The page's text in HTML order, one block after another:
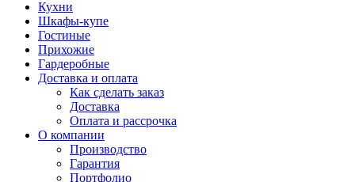
Кухни
Шкафы-купе
Гостиные
Прихожие
Гардеробные
Доставка и оплата
Как сделать заказ
Доставка
Оплата и рассрочка
О компании
Производство
Гарантия
Портфолио